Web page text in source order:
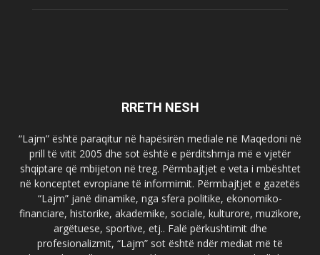
RRETH NESH
“Lajm” është paraqitur në hapësirën mediale në Maqedoni në
prill të vitit 2005 dhe sot është e përditshmja më e vjetër
shqiptare që mbijeton në treg. Përmbajtjet e veta i mbështet
në konceptet evropiane të informimit. Përmbajtjet e gazetës
“Lajm” janë dinamike, nga sfera politike, ekonomiko-
financiare, historike, akademike, sociale, kulturore, muzikore,
argëtuese, sportive, etj.. Falë përkushtimit dhe
profesionalizmit, “Lajm” sot është ndër mediat më të